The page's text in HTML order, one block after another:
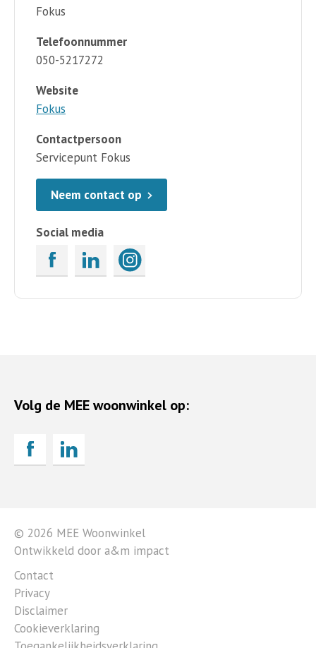
Fokus
Telefoonnummer
050-5217272
Website
Fokus
Contactpersoon
Servicepunt Fokus
Neem contact op
Social media
Volg de MEE woonwinkel op:
© 2026 MEE Woonwinkel
Ontwikkeld door a&m impact
Contact
Privacy
Disclaimer
Cookieverklaring